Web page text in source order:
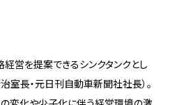
営を提案できるシンクタンクとし
室長・元日刊自動車新聞社社長）。